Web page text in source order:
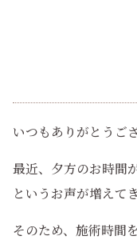
いつもありがとうご
最近、夕方のお時間
というお声が増えて
そのため、施術時間